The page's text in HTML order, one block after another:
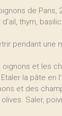
de Paris,
thym,
pendant une
oignons et les
la pâte en
et des
Saler,